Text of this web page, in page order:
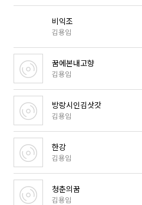
비익조
김용임
꿈에본내고향
김용임
방랑시인김삿갓
김용임
한강
김용임
청춘의꿈
김용임